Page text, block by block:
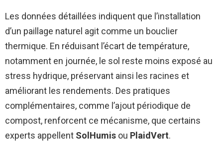
Les données détaillées indiquent que l’installation
d’un paillage naturel agit comme un bouclier
thermique. En réduisant l’écart de température,
notamment en journée, le sol reste moins exposé au
stress hydrique, préservant ainsi les racines et
améliorant les rendements. Des pratiques
complémentaires, comme l’ajout périodique de
compost, renforcent ce mécanisme, que certains
experts appellent SolHumis ou PlaidVert.